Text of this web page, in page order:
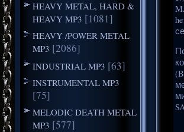
HEAVY METAL, HARD &
HEAVY MP3 [1081]
HEAVY /POWER METAL
MP3 [2086]
INDUSTRIAL MP3 [63]
INSTRUMENTAL MP3
[75]
MELODIC DEATH METAL
MP3 [577]